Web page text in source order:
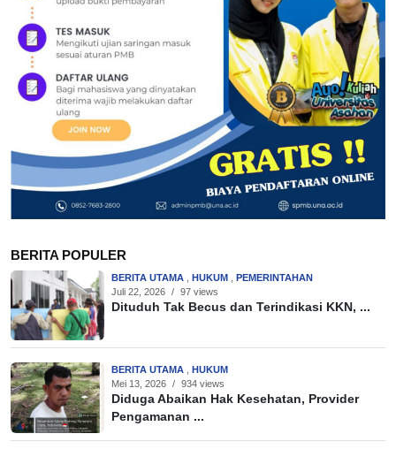
BERITA POPULER
BERITA UTAMA HUKUM
PEMERINTAHAN
Juli 22, 2026 / 97 views
Dituduh Tak Becus dan Terindikasi KKN, ...
BERITA UTAMA
HUKUM
Mei 13, 2026 / 934 views
Diduga Abaikan Hak Kesehatan, Provider
Pengamanan ...